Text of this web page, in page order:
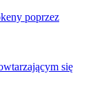
poprzez
się